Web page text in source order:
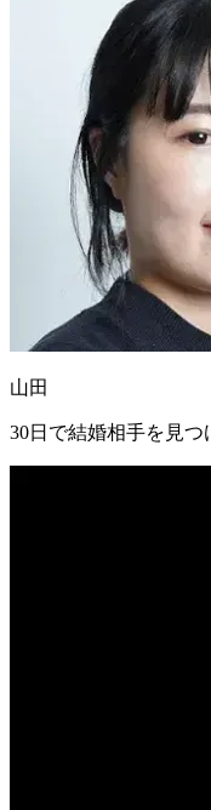
山田
30日で結婚相手を見